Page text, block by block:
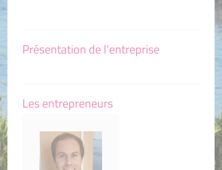
Présentation de l'entreprise
Les entrepreneurs